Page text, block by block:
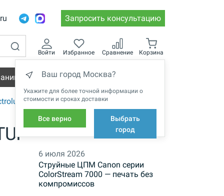
Запросить консультацию
Войти Избранное Сравнение Корзина
Ваш город Москва?
Укажите для более точной информации о
стоимости и сроках доставки
Все верно
Выбрать
город
Вакансии
НОВОСТИ
6 июля 2026
Струйные ЦПМ Canon серии
ColorStream 7000 — печать без
компромиссов